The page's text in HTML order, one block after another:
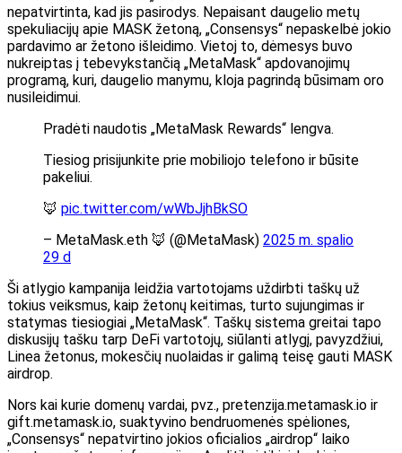
nepatvirtinta, kad jis pasirodys. Nepaisant daugelio metų
spekuliacijų apie MASK žetoną, „Consensys“ nepaskelbė jokio
pardavimo ar žetono išleidimo. Vietoj to, dėmesys buvo
nukreiptas į tebevykstančią „MetaMask“ apdovanojimų
programą, kuri, daugelio manymu, kloja pagrindą būsimam oro
nusileidimui.
Pradėti naudotis „MetaMask Rewards“ lengva.
Tiesiog prisijunkite prie mobiliojo telefono ir būsite
pakeliui.
🦊 pic.twitter.com/wWbJjhBkSO
– MetaMask.eth 🦊 (@MetaMask) 2025 m. spalio
29 d
Ši atlygio kampanija leidžia vartotojams uždirbti taškų už
tokius veiksmus, kaip žetonų keitimas, turto sujungimas ir
statymas tiesiogiai „MetaMask“. Taškų sistema greitai tapo
diskusijų tašku tarp DeFi vartotojų, siūlanti atlygį, pavyzdžiui,
Linea žetonus, mokesčių nuolaidas ir galimą teisę gauti MASK
airdrop.
Nors kai kurie domenų vardai, pvz., pretenzija.metamask.io ir
gift.metamask.io, suaktyvino bendruomenės spėliones,
„Consensys“ nepatvirtino jokios oficialios „airdrop“ laiko